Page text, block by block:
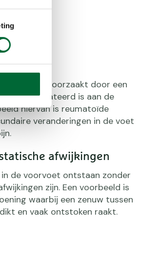
veroorzaakt door een
direct gerelateerd is aan de
hiervan is reumatoïde
veranderingen in de voet
afwijkingen
de voorvoet ontstaan zonder
zijn. Een voorbeeld is
waarbij een zenuw tussen
en vaak ontstoken raakt.